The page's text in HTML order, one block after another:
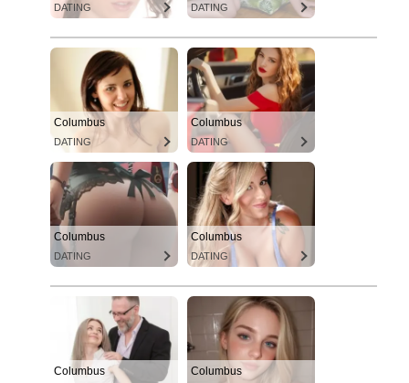
DATING DATING
Columbus
DATING
Columbus
DATING
Columbus
DATING
Columbus
DATING
Columbus Columbus